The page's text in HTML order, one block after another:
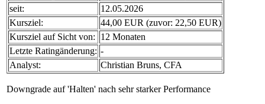
seit:
12.05.2026
Kursziel:
44,00 EUR (zuvor: 22,50 EUR)
Kursziel auf Sicht von:
12 Monaten
Letzte Ratingänderung: -
Analyst:
Christian Bruns, CFA
Downgrade auf 'Halten' nach sehr starker Performance